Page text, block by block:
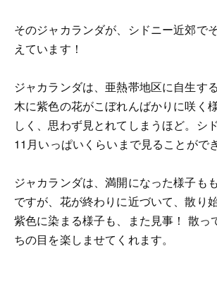
そのジャカランダが、シドニー近郊で
えています！
ジャカランダは、亜熱帯地区に自生す
木に紫色の花がこぼれんばかりに咲く
しく、思わず見とれてしまうほど。シ
11月いっぱいくらいまで見ることがで
ジャカランダは、満開になった様子も
ですが、花が終わりに近づいて、散り
紫色に染まる様子も、また見事！ 散っ
ちの目を楽しませてくれます。